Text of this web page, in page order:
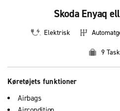
Skoda Enyaq
Elektrisk
9
Køretøjets funktioner
Airbags